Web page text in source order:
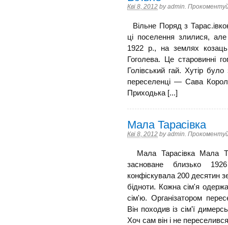
Кві 8, 2012 byadmin.
Вільне Поряд з
ці поселення злилися,
1922 р., на землях
Гоголева. Це старовинні
Голівський гай. Хутір
переселенці — Сава
Приходька [...]
Мала Тарасівка
Кві 8, 2012 byadmin.
Мала Тарасівка Мала
засноване близько
конфіскувала 200 десятин
бідноти. Кожна сім'я
сім'ю. Організатором
Він походив із сім'ї
Хоч сам він і не